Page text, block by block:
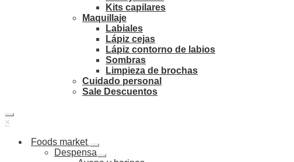
Kits capilares
Maquillaje
Labiales
Lápiz cejas
Lápiz contorno de labios
Sombras
Limpieza de brochas
Cuidado personal
Sale Descuentos
×
Foods market
Despensa